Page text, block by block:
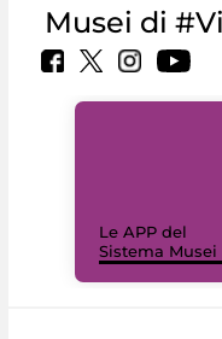
Musei di
Le APP del
Sistema Musei